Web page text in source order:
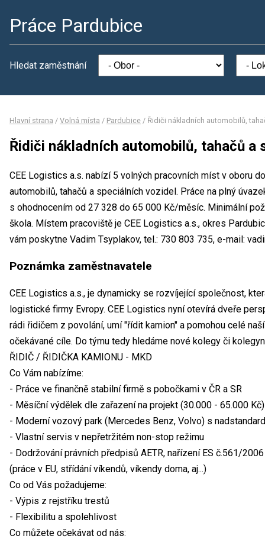
Práce Pardubice
Hledat zaměstnání
Hlavní strana / Volná místa / Pardubice / Řidiči nákladních automobilů,
Řidiči nákladních automobilů, tahačů a
CEE Logistics a.s. nabízí 5 volných pracovních míst v oboru
automobilů, tahačů a speciálních vozidel. Práce na plný
s ohodnocením od 27 328 do 65 000 Kč/měsíc. Minimální
škola. Místem pracoviště je CEE Logistics a.s., okres
vám poskytne Vadim Tsyplakov, tel.: 730 803 735, e-mail:
Poznámka zaměstnavatele
CEE Logistics a.s., je dynamicky se rozvíjející společnost,
logistické firmy Evropy. CEE Logistics nyní otevírá dveře
rádi řidičem z povolání, umí "řídit kamion" a pomohou celé
očekávané cíle. Do týmu tedy hledáme nové kolegy či
ŘIDIČ / ŘIDIČKA KAMIONU - MKD
Co Vám nabízíme:
- Práce ve finančně stabilní firmě s pobočkami v ČR a SR
- Měsíční výdělek dle zařazení na projekt (30.000 - 65.000 Kč)
- Moderní vozový park (Mercedes Benz, Volvo) s
- Vlastní servis v nepřetržitém non-stop režimu
- Dodržování právních předpisů AETR, nařízení ES č.561/
(práce v EU, střídání víkendů, víkendy doma, aj...)
Co od Vás požadujeme:
- Výpis z rejstříku trestů
- Flexibilitu a spolehlivost
Co můžete očekávat od nás: